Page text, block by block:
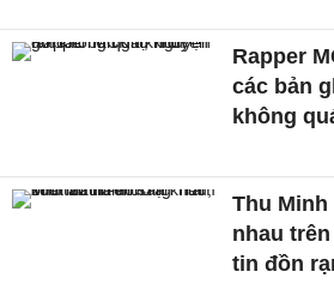
Rapper
các bản
không
Thu
nhau
tin đồn